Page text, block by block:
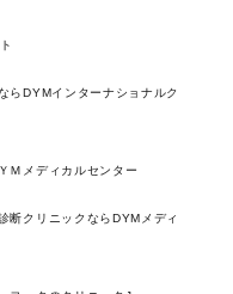
らDYMインターナショナルク
Ｍメディカルセンター
断クリニックならDYMメディ